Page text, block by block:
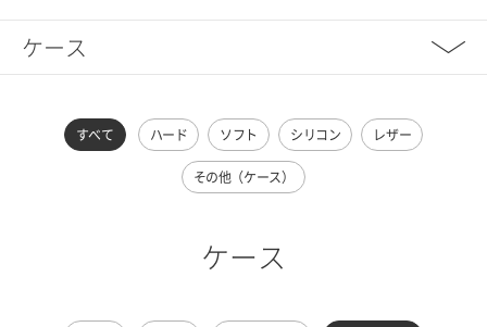
ケース
すべて ハード ソフト シリコン レザー
その他（ケース）
ケース